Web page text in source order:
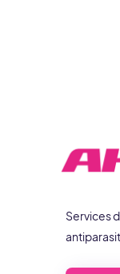
Services